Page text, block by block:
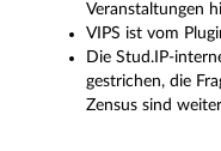
Veranstaltungen
VIPS ist vom
Die Stud.IP-
gestrichen, die
Zensus sind